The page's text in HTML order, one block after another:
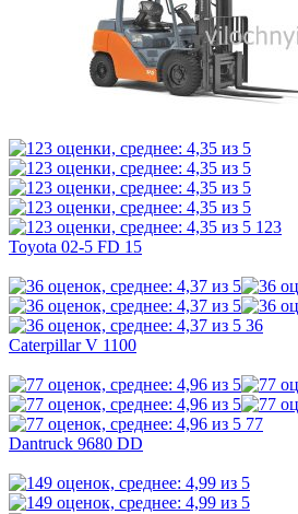
123
Toyota 02-5 FD 15
36
Caterpillar V 1100
77
Dantruck 9680 DD